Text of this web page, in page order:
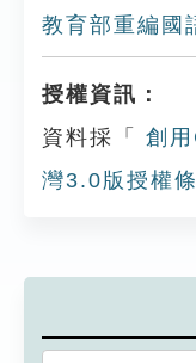
教育部重編國
授權資訊：
資料採「
創
灣3.0版授權